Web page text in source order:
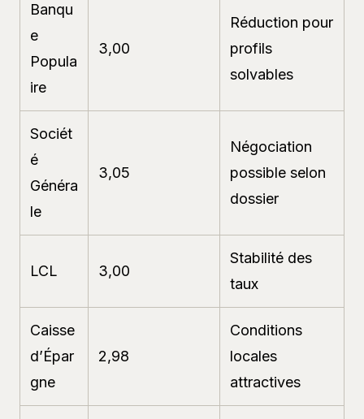
Banqu
e
Popula
ire
3,00
Réduction pour
profils
solvables
Sociét
é
Généra
le
3,05
Négociation
possible selon
dossier
LCL 3,00
Stabilité des
taux
Caisse
d’Épar
gne
2,98
Conditions
locales
attractives